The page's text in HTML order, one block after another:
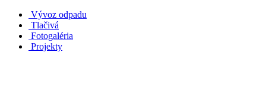
Vývoz odpadu
Tlačivá
Fotogaléria
Projekty